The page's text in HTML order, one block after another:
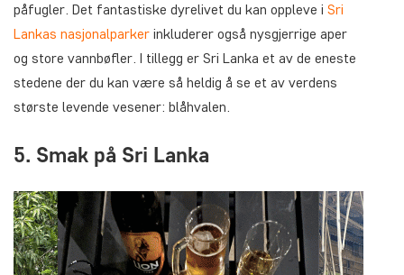
påfugler. Det fantastiske dyrelivet du kan oppleve i Sri
Lankas nasjonalparker inkluderer også nysgjerrige aper
og store vannbøfler. I tillegg er Sri Lanka et av de eneste
stedene der du kan være så heldig å se et av verdens
største levende vesener: blåhvalen.
5. Smak på Sri Lanka